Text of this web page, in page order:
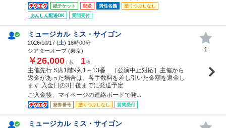
紙チケット 郵送 男性名義
塗りつぶしなし
あんしん配送OK
質問受付
ミュージカル ミス・サイゴン
2026/10/17 (土) 18時00分
シアターオーブ (東京)
￥26,000 / 枚 1枚
主催先行 S席1階9列1～13番 ［公演中止対応］主催から
返金があった場合は、各手数料を差し引いた金額を返金し
ます 入金日の3日後までに発送予定
ご入金後、マイページの連絡ボードで発...
発券番号 塗りつぶしなし 質問受付
1
ミュージカル ミス・サイゴン